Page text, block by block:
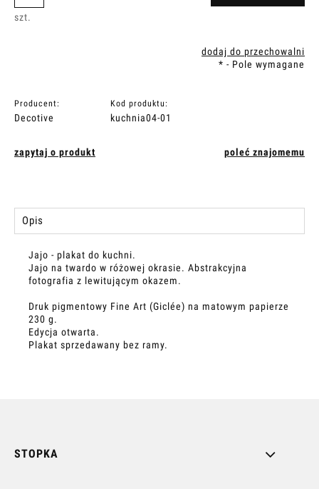
szt.
dodaj do przechowalni
* - Pole wymagane
Producent:
Decotive
Kod produktu:
kuchnia04-01
zapytaj o produkt poleć znajomemu
Opis
Jajo - plakat do kuchni.
Jajo na twardo w różowej okrasie. Abstrakcyjna
fotografia z lewitującym okazem.
Druk pigmentowy Fine Art (Giclée) na matowym papierze
230 g.
Edycja otwarta.
Plakat sprzedawany bez ramy.
STOPKA